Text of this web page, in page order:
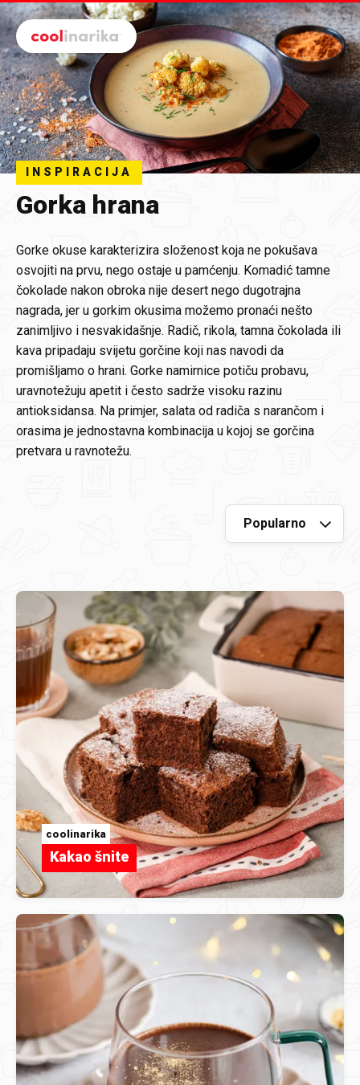
Preskoči na glavni sadržaj
INSPIRACIJA
Gorka hrana
Gorke okuse karakterizira složenost koja ne pokušava
osvojiti na prvu, nego ostaje u pamćenju. Komadić tamne
čokolade nakon obroka nije desert nego dugotrajna
nagrada, jer u gorkim okusima možemo pronaći nešto
zanimljivo i nesvakidašnje. Radič, rikola, tamna čokolada ili
kava pripadaju svijetu gorčine koji nas navodi da
promišljamo o hrani. Gorke namirnice potiču probavu,
uravnotežuju apetit i često sadrže visoku razinu
antioksidansa. Na primjer, salata od radiča s narančom i
orasima je jednostavna kombinacija u kojoj se gorčina
pretvara u ravnotežu.
coolinarika
Kakao šnite